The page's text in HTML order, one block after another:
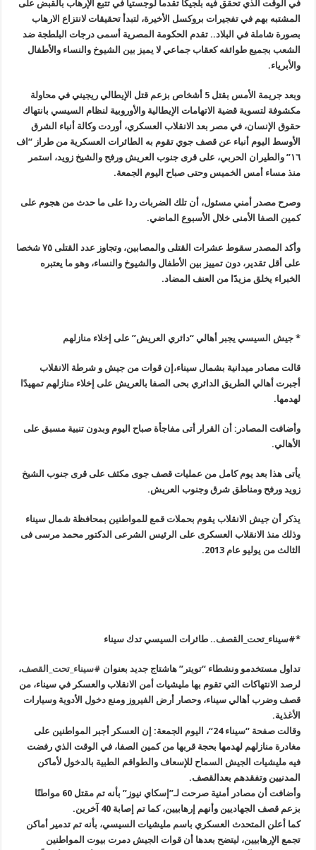
في الوقت الذي تحقق فيه بلجيكا تقدما لوجستيا في تتبع الإرهاب بالقبض على
المشتبه بهم في تفجيرات بروكسل الأخيرة، لتبدأ تحقيقات لانتزاع الارهاب
بصورة شاملة في البلاد.. تقدم الحكومة المصرية أسمى درجات البلطجة ضد
الشعب بجميع طوائفه كعقاب جماعي لا يميز بين الشيوخ والنساء والأطفال
والأبرياء.
وبعد جريمة الأمس بقتل 5 أشخاص بزعم قتل الإيطالي ريجيني في محاولة
مكشوفة لتسوية قضية الاتهامات الإيطالية والأوروبية لنظام السيسي بانتهاك
حقوق الإنسان، في مصر بعد الانقلاب العسكري، أوردت وكالة أنباء الشرق
الأوسط اليوم أنباء عن قصف جوي تقوم به الطائرات العسكرية من طراز “اف
١٦”والطيران الحربي، على قرى جنوب العريش ورفح والشيخ زويد، استمر
منذ مساء أمس الخميس وحتى صباح اليوم الجمعة.
وصرح مصدر أمني مسئول، أن تلك الضربات ردا على ما حدث من هجوم على
كمين الصفا الأمنى خلال الأسبوع الماضي.
وأكد المصدر سقوط عشرات القتلى والمصابين، وتجاوز عدد القتلى ٧٥ شخصا
على أقل تقدير، دون تمييز بين الأطفال والشيوخ والنساء، وهو ما يعتبره
الخبراء يخلق مزيدًا من العنف المضاد.
* جيش السيسي يجبر أهالي “دائري العريش” على إخلاء منازلهم
قالت مصادر ميدانية بشمال سيناء،إن قوات من جيش و شرطة الانقلاب
أجبرت أهالي الطريق الدائري بحى الصفا بالعريش على إخلاء منازلهم تمهيدًا
لهدمها.
وأضافت المصادر: أن القرار أتى مفاجأة صباح اليوم وبدون تنبية مسبق على
الأهالي.
يأتى هذا بعد يوم كامل من عمليات قصف جوى مكثف على قرى جنوب الشيخ
زويد ورفح ومناطق شرق وجنوب العريش.
يذكر أن جيش الانقلاب يقوم بحملات قمع للمواطنين بمحافظة شمال سيناء
وذلك منذ الانقلاب العسكرى على الرئيس الشرعى الدكتور محمد مرسى فى
الثالث من يوليو عام 2013
.
*
#سيناء_تحت_القصف.. طائرات السيسي تدك سيناء
تداول مستخدمو ونشطاء “تويتر” هاشتاج جديد بعنوان #سيناء_تحت_القصف،
لرصد الانتهاكات التي تقوم بها مليشيات أمن الانقلاب والعسكر في سيناء، من
قصف وضرب أهالي سيناء، وحصار أرض الفيروز ومنع دخول الأدوية وسيارات
الأغذية.
وقالت صفحة “سيناء 24 “، اليوم الجمعة: إن العسكر أجبر المواطنين على
مغادرة منازلهم لهدمها بحجة قربها من كمين الصفا، في الوقت الذي رفضت
فيه مليشيات الجيش السماح للإسعاف والطواقم الطبية بالدخول لأماكن
المدنيين وتفقدهم بعدالقصف.
وأضافت أن مصادر أمنية صرحت لـ”إسكاي نيوز” بأنه تم مقتل 60 مواطنًا
بزعم قصف الجهاديين وأنهم إرهابيين، كما تم إصابة 40 آخرين
.
كما أعلن المتحدث العسكري باسم مليشيات السيسي، بأنه تم تدمير أماكن
تجمع الإرهابيين، ليتضح بعدها أن قوات الجيش دمرت بيوت المواطنين